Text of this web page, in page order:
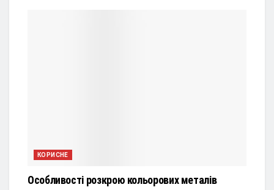
КОРИСНЕ
Особливості розкрою кольорових металів